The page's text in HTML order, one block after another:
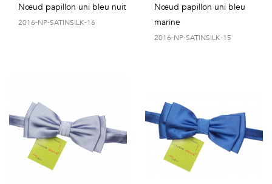
Nœud papillon uni bleu nuit
2016-NP-SATINSILK-16
Nœud papillon uni bleu
marine
2016-NP-SATINSILK-15